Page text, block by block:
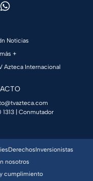
Noticias
+
Azteca Internacional
1313 | Conmutador
DerechosInversionistas
nosotros
cumplimiento